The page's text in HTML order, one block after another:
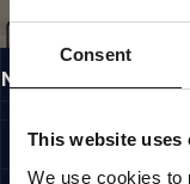
Consent
This website uses
We use cookies to
INFORMATIONEN
NÜTZLICHE LINKS
©1997 - 2026